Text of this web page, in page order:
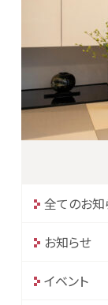
全てのお知
お知らせ
イベント